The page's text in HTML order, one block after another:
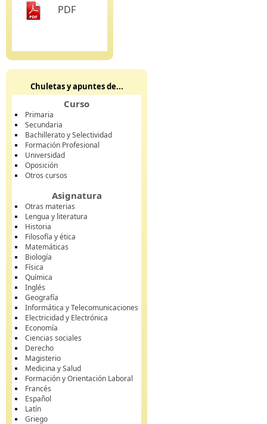
PDF
Chuletas y apuntes de...
Curso
Primaria
Secundaria
Bachillerato y Selectividad
Formación Profesional
Universidad
Oposición
Otros cursos
Asignatura
Otras materias
Lengua y literatura
Historia
Filosofía y ética
Matemáticas
Biología
Física
Química
Inglés
Geografía
Informática y Telecomunicaciones
Electricidad y Electrónica
Economía
Ciencias sociales
Derecho
Magisterio
Medicina y Salud
Formación y Orientación Laboral
Francés
Español
Latín
Griego